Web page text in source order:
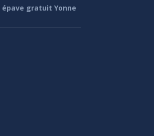
épave gratuit Yonne